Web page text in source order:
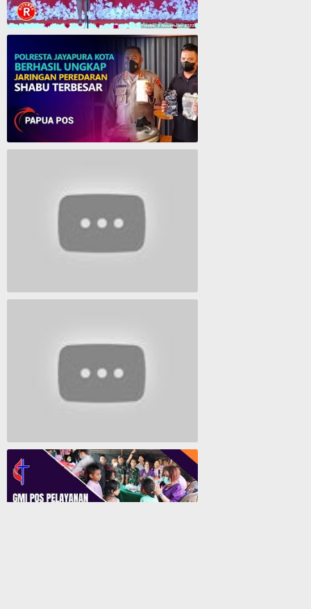
Cantika Manurung Raih Medali Emas di Pesparawi XIII se Tanah Papua
Polresta Jayapura Berhasil ungkap jaringan peredaran shabu terbesar
Lagu Timur yang Paling 2022
Lagu Rohani Tanpa Iklan - Lagu Pujian dan Penyembahan Paskah 2022